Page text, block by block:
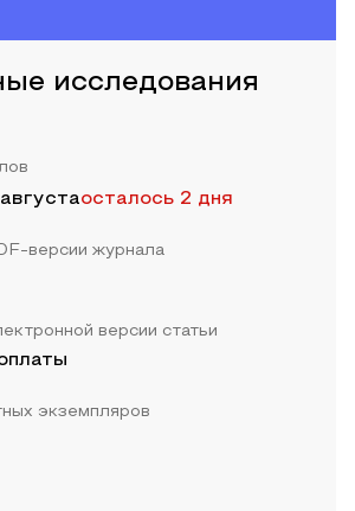
исследования
осталось 2 дня
версии журнала
версии статьи
экземпляров